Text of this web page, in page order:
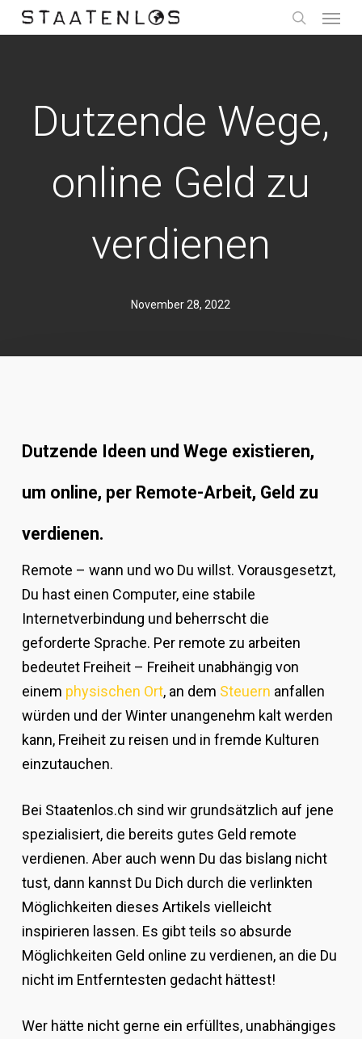
Skip
to
search
Dutzende Wege,
online Geld zu
verdienen
November 28, 2022
Dutzende Ideen und Wege existieren,
um online, per Remote-Arbeit, Geld zu
verdienen.
Remote – wann und wo Du willst. Vorausgesetzt,
Du hast einen Computer, eine stabile
Internetverbindung und beherrscht die
geforderte Sprache. Per remote zu arbeiten
bedeutet Freiheit – Freiheit unabhängig von
einem physischen Ort, an dem Steuern anfallen
würden und der Winter unangenehm kalt werden
kann, Freiheit zu reisen und in fremde Kulturen
einzutauchen.
Bei Staatenlos.ch sind wir grundsätzlich auf jene
spezialisiert, die bereits gutes Geld remote
verdienen. Aber auch wenn Du das bislang nicht
tust, dann kannst Du Dich durch die verlinkten
Möglichkeiten dieses Artikels vielleicht
inspirieren lassen. Es gibt teils so absurde
Möglichkeiten Geld online zu verdienen, an die Du
nicht im Entferntesten gedacht hättest!
Wer hätte nicht gerne ein erfülltes, unabhängiges